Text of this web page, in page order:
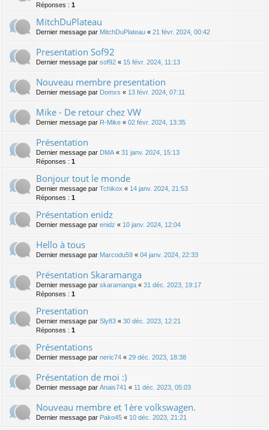
Réponses : 1
MitchDuPlateau
Dernier message par MitchDuPlateau « 21 févr. 2024, 00:42
Presentation Sof92
Dernier message par sof92 « 15 févr. 2024, 11:13
Nouveau membre presentation
Dernier message par Domxs « 13 févr. 2024, 07:11
Mike - De retour chez VW
Dernier message par R-Mike « 02 févr. 2024, 13:35
Présentation
Dernier message par DMA « 31 janv. 2024, 15:13
Réponses : 1
Bonjour tout le monde
Dernier message par Tchikox « 14 janv. 2024, 21:53
Réponses : 1
Présentation enidz
Dernier message par enidz « 10 janv. 2024, 12:04
Hello à tous
Dernier message par Marcodu59 « 04 janv. 2024, 22:33
Présentation Skaramanga
Dernier message par skaramanga « 31 déc. 2023, 19:17
Réponses : 1
Presentation
Dernier message par Sly83 « 30 déc. 2023, 12:21
Réponses : 1
Présentations
Dernier message par neric74 « 29 déc. 2023, 18:38
Présentation de moi :)
Dernier message par Anais741 « 11 déc. 2023, 05:03
Nouveau membre et 1ère volkswagen.
Dernier message par Pako45 « 10 déc. 2023, 21:21